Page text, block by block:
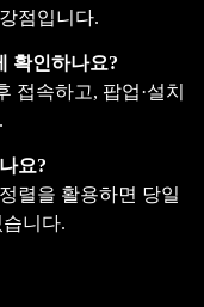
점입니다.
확인하나요?
접속하고, 팝업·설치
요?
렬을 활용하면 당일
니다.